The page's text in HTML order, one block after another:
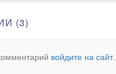
(3)
войдите на сайт.